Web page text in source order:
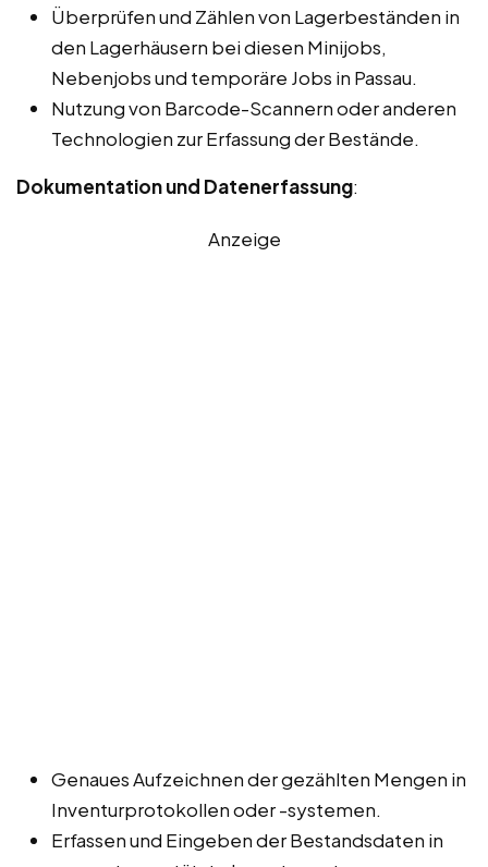
Überprüfen und Zählen von Lagerbeständen in
den Lagerhäusern bei diesen Minijobs,
Nebenjobs und temporäre Jobs in Passau.
Nutzung von Barcode-Scannern oder anderen
Technologien zur Erfassung der Bestände.
Dokumentation und Datenerfassung:
Anzeige
Genaues Aufzeichnen der gezählten Mengen in
Inventurprotokollen oder -systemen.
Erfassen und Eingeben der Bestandsdaten in